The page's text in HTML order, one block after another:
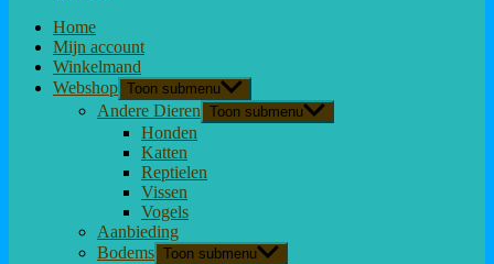
Home
Mijn account
Winkelmand
Webshop Toon submenu
Andere Dieren Toon submenu
Honden
Katten
Reptielen
Vissen
Vogels
Aanbieding
Bodems Toon submenu